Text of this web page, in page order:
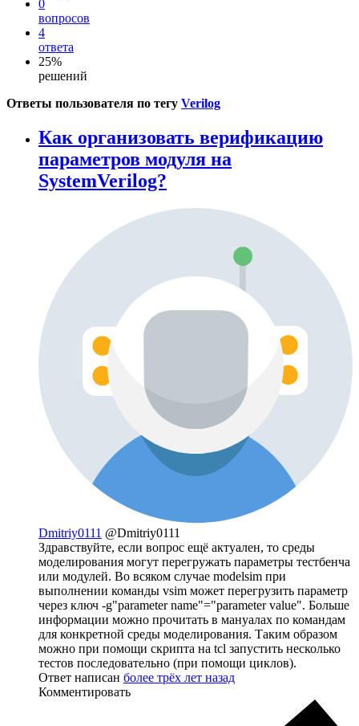
0
вопросов
4
ответа
25%
решений
Ответы пользователя по тегу Verilog
Как организовать верификацию
параметров модуля на
SystemVerilog?
Dmitriy0111 @Dmitriy0111
Здравствуйте, если вопрос ещё актуален, то среды
моделирования могут перегружать параметры тестбенча
или модулей. Во всяком случае modelsim при
выполнении команды vsim может перегрузить параметр
через ключ -g"parameter name"="parameter value". Больше
информации можно прочитать в мануалах по командам
для конкретной среды моделирования. Таким образом
можно при помощи скрипта на tcl запустить несколько
тестов последовательно (при помощи циклов).
Ответ написан более трёх лет назад
Комментировать